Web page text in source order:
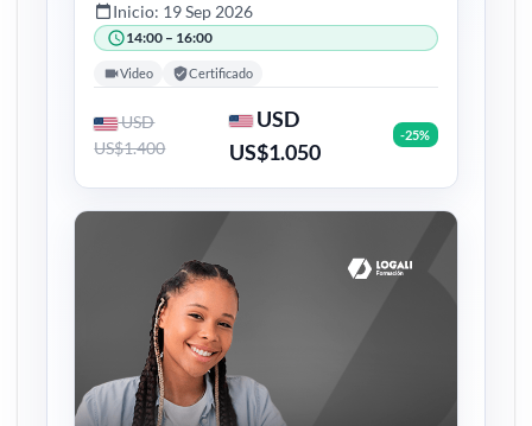
Inicio: 19 Sep 2026
14:00 – 16:00
Video Certificado
USD
US$1.400
USD
US$1.050
-25%